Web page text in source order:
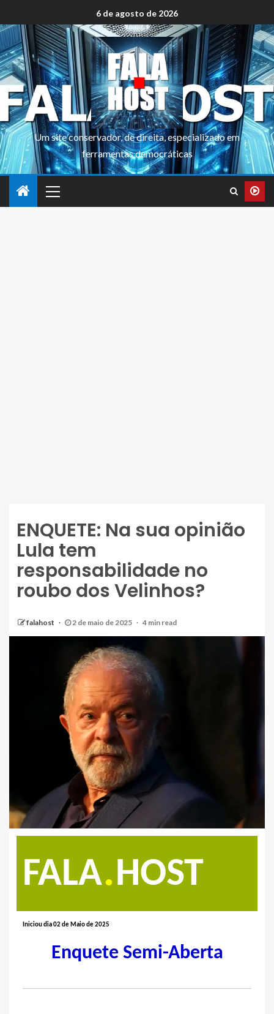
6 de agosto de 2026
Um site conservador, de direita, especializado em
ferramentas democráticas
ENQUETE: Na sua opinião
Lula tem
responsabilidade no
roubo dos Velinhos?
falahost 2 de maio de 2025 4 min read
FALA.HOST
Iniciou dia 02 de Maio de 2025
Enquete Semi-Aberta